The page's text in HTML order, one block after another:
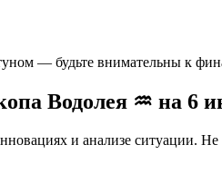
— будьте внимательны к
Водолея ♒ на 6
и анализе ситуации.